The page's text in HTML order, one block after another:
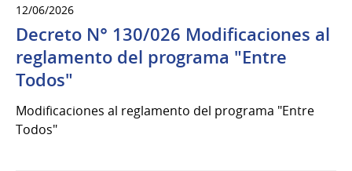
12/06/2026
Decreto N° 130/026 Modificaciones al
reglamento del programa "Entre
Todos"
Modificaciones al reglamento del programa "Entre
Todos"